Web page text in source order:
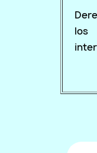
los